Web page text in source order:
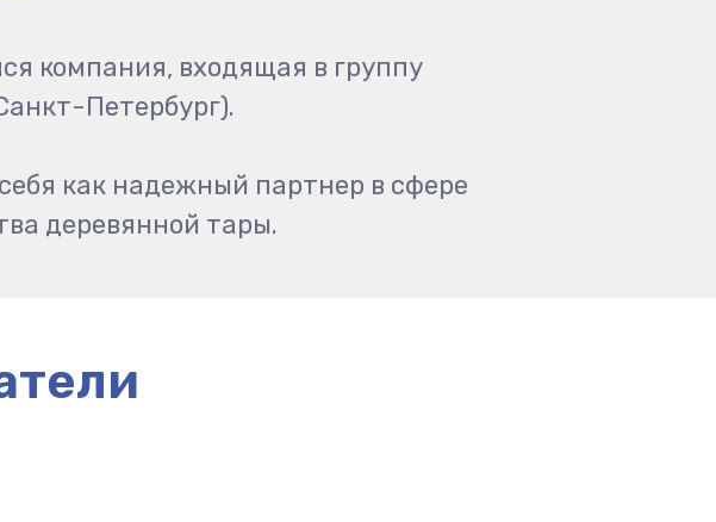
компания, входящая в группу
Петербург).
как надежный партнер в сфере
деревянной тары.